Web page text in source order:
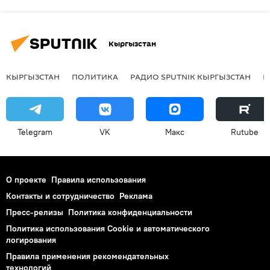
Кыргызстан
КЫРГЫЗСТАН ПОЛИТИКА РАДИО SPUTNIK КЫРГЫЗСТАН
Telegram VK Макс Rutube
О проекте Правила использования
Контакты и сотрудничество Реклама
Пресс-релизы Политика конфиденциальности
Политика использования Cookie и автоматического
логирования
Правила применения рекомендательных
технологий